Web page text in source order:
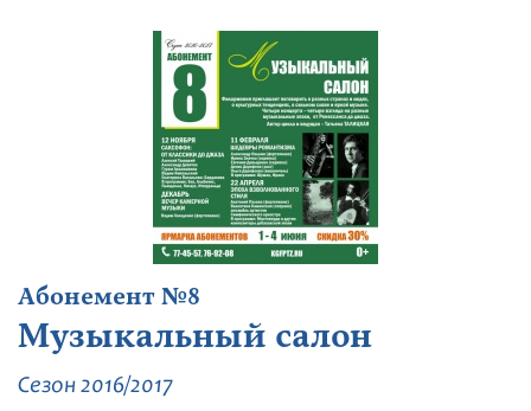
Абонемент №8
Музыкальный салон
Сезон 2016/2017